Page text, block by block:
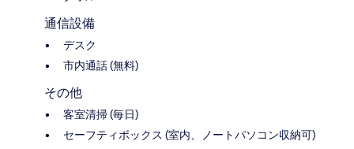
通信設備
デスク
市内通話 (無料)
その他
客室清掃 (毎日)
セーフティボックス (室内、ノートパソコン収納可)